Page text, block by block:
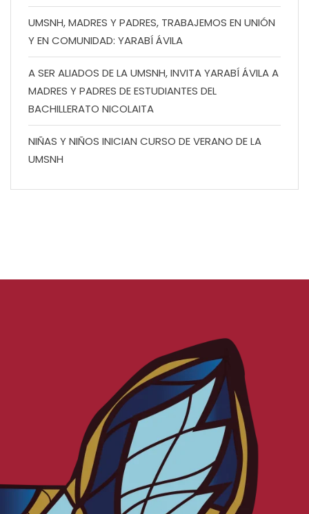
UMSNH, MADRES Y PADRES, TRABAJEMOS EN UNIÓN
Y EN COMUNIDAD: YARABÍ ÁVILA
A SER ALIADOS DE LA UMSNH, INVITA YARABÍ ÁVILA A
MADRES Y PADRES DE ESTUDIANTES DEL
BACHILLERATO NICOLAITA
NIÑAS Y NIÑOS INICIAN CURSO DE VERANO DE LA
UMSNH